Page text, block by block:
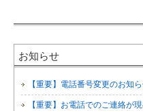
お知らせ
【重要】電話番号変更のお知
【重要】お電話でのご連絡が